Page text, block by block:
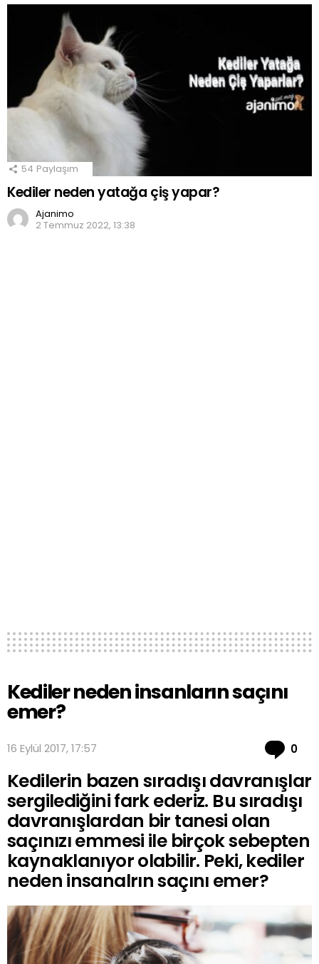
54 Paylaşım
Kediler neden yatağa çiş yapar?
Ajanimo
2 Temmuz 2022, 13:38
Kediler neden insanların saçını
emer?
16 Eylül 2017, 17:57 0
Kedilerin bazen sıradışı davranışlar
sergilediğini fark ederiz. Bu sıradışı
davranışlardan bir tanesi olan
saçınızı emmesi ile birçok sebepten
kaynaklanıyor olabilir. Peki, kediler
neden insanalrın saçını emer?